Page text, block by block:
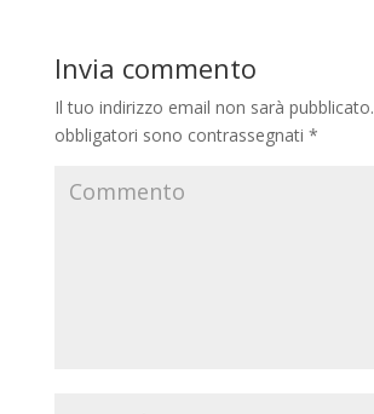
Invia commento
Il tuo indirizzo email non sarà pubblicato.
obbligatori sono contrassegnati *